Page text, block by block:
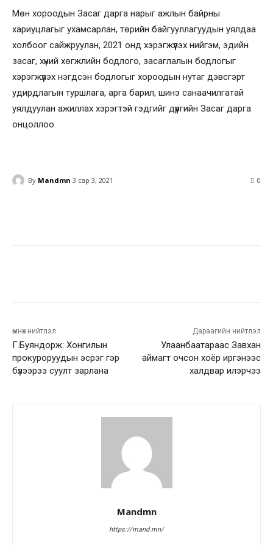
Мөн хороодын Засаг дарга нарыг ажлын байрны
хариуцлагыг ухамсарлан, төрийн байгууллагуудын уялдаа
холбоог сайжруулан, 2021 онд хэрэгжүүлэх нийгэм, эдийн
засаг, хүний хөгжлийн бодлого, засаглалын бодлогыг
хэрэгжүүлэх нэгдсэн бодлогыг хороодын нутаг дэвсгэрт
удирдлагын туршлага, арга барил, шинэ санаачилгатай
уялдуулан ажиллах хэрэгтэй гэдгийг дүүргийн Засаг дарга
онцоллоо.
By Mandmn 3 сар 3, 2021 0
өмнөх нийтлэл
Г.Буяндорж: Хонгилын
прокуроруудын эсрэг гэр
бүлээрээ суулт зарлана
Дараагийн нийтлэл
Улаанбаатараас Завхан
аймагт очсон хоёр иргэнээс
халдвар илэрчээ
Mandmn
https://mand.mn/